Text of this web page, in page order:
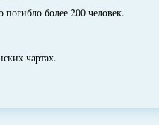
более 200 человек.
чартах.